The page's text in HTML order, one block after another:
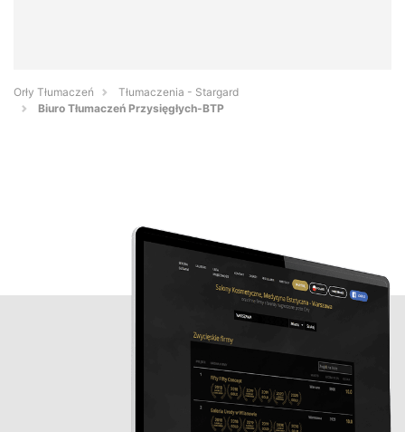
Orły Tłumaczeń
Tłumaczenia - Stargard
Biuro Tłumaczeń Przysięgłych-BTP